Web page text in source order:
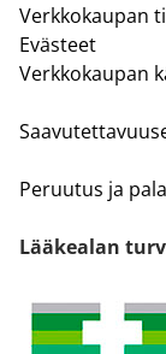
Verkkokaupan
Evästeet
Verkkokaupan
Peruutus ja
Lääkealan